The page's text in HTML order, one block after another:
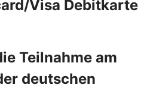
Visa Debitkarte
Teilnahme am
deutschen